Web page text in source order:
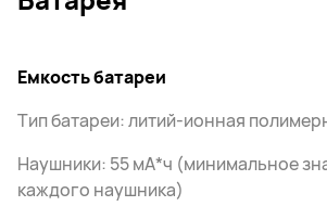
Емкость батареи
Тип батареи: литий-ионная
Наушники: 55 мА*ч (минимальное
каждого наушника)